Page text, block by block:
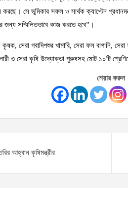
করছে। সে ভূমিকার সফল ও সার্থক ক্যাপ্টেন
জন্য সম্মিলিতভাবে কাজ করতে হবে”।
সেরা গবাদিপশুর খামারি, সেরা ফল বাগানি, সেরা
ও সেরা কৃষি উদ্যোক্তা পুরুষসহ মোট ১০টি
শেয়ার করুন
আহ্বান কৃষিমন্ত্রীর